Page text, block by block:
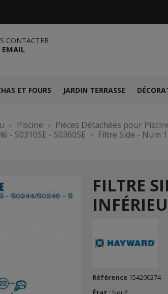
CONTACTER
EMAIL
ET FOURS JARDIN TERRASSE
Piscine Pièces Détachées pour
- S0310SE - S0360SE
Filtre Side - Num
FILTRE
Référence 154200274